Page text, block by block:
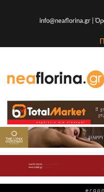
info@neaflorina.gr |